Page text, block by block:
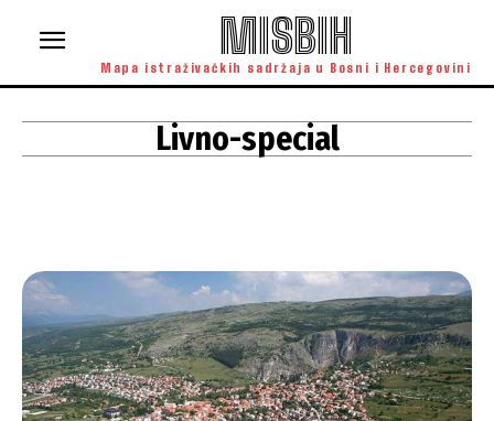
MISBIH
Mapa istraživačkih sadržaja u Bosni i Hercegovini
Livno-special